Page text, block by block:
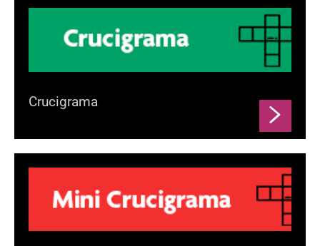
Crucigrama